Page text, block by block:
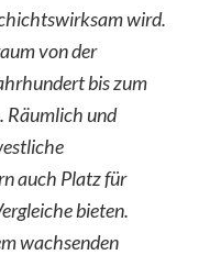
wird.
von der
bis zum
Räumlich und
auch Platz für
bieten.
wachsenden